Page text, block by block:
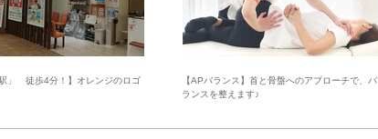
駅」 徒歩4分！】オレンジのロゴ
【APバランス】首と骨盤へのアプローチで、バ
ランスを整えます♪